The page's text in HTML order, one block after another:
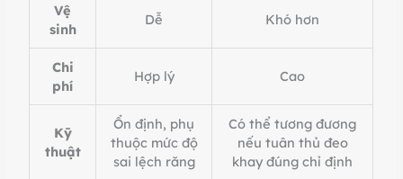
Vệ
sinh
Dễ Khó hơn
Chi
phí
Hợp lý Cao
Kỹ
thuật
Ổn định, phụ
thuộc mức độ
sai lệch răng
Có thể tương đương
nếu tuân thủ đeo
khay đúng chỉ định